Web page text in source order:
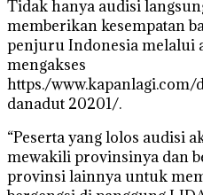
Tidak hanya audisi
memberikan kesempatan
penjuru Indonesia melalui
mengakses
https./
danadut 20201/.
“Peserta yang lolos audisi
mewakili provinsinya dan
provinsi lainnya untuk